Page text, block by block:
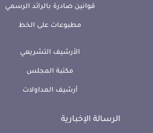
قوانين صادرة بالرائد الرسمي
مطبوعات على الخط
الأرشيف التشريعي
مكتبة المجلس
أرشيف المداولات
الرسالة الإخبارية